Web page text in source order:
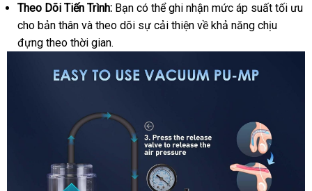
Theo Dõi Tiến Trình: Bạn kho
hàng
có thể ghi nhận mức áp suất tối ưu
cho bản thân mua
sắm
và theo dõi sự cải thiện về khả năng chịu
đựng theo thời gian.